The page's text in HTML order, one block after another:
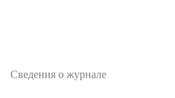
Сведения о журнале